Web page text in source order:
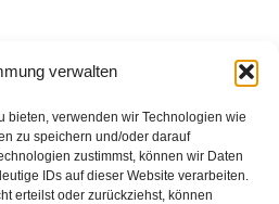
verwalten
bieten, verwenden wir Technologien wie
zu speichern und/oder darauf
zustimmst, können wir Daten
IDs auf dieser Website verarbeiten.
erteilst oder zurückziehst, können